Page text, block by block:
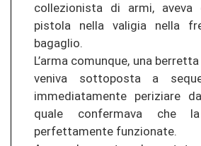
collezionista di armi, aveva
pistola nella valigia nella
bagaglio.
L’arma comunque, una
veniva sottoposta a
immediatamente periziare
quale confermava che
perfettamente funzionate.